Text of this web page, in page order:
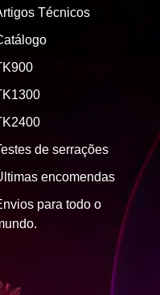
Técnicos
de serrações
encomendas
para todo o